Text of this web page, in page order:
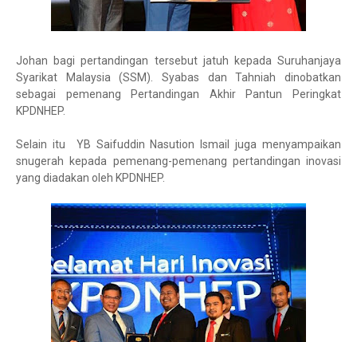
Johan bagi pertandingan tersebut jatuh kepada Suruhanjaya
Syarikat Malaysia (SSM). Syabas dan Tahniah dinobatkan
sebagai pemenang Pertandingan Akhir Pantun Peringkat
KPDNHEP.
Selain itu YB Saifuddin Nasution Ismail juga menyampaikan
snugerah kepada pemenang-pemenang pertandingan inovasi
yang diadakan oleh KPDNHEP.